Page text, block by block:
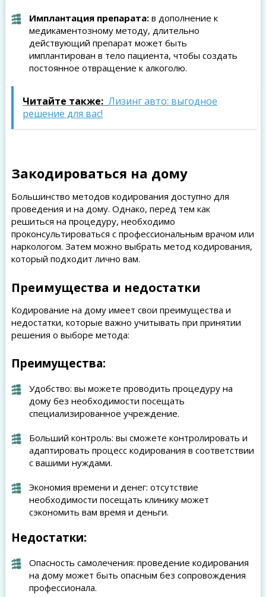
Имплантация препарата:в дополнение к
медикаментозному методу, длительно
действующий препарат может быть
имплантирован в тело пациента, чтобы создать
постоянное отвращение к алкоголю.
Читайте также: Лизинг авто: выгодное
решение для вас!
Закодироваться на дому
Большинство методов кодирования доступно для
проведения и на дому. Однако, перед тем как
решиться на процедуру, необходимо
проконсультироваться с профессиональным врачом или
наркологом. Затем можно выбрать метод кодирования,
который подходит лично вам.
Преимущества и недостатки
Кодирование на дому имеет свои преимущества и
недостатки, которые важно учитывать при принятии
решения о выборе метода:
Преимущества:
Удобство: вы можете проводить процедуру на
дому без необходимости посещать
специализированное учреждение.
Больший контроль: вы сможете контролировать и
адаптировать процесс кодирования в соответствии
с вашими нуждами.
Экономия времени и денег: отсутствие
необходимости посещать клинику может
сэкономить вам время и деньги.
Недостатки:
Опасность самолечения: проведение кодирования
на дому может быть опасным без сопровождения
профессионала.